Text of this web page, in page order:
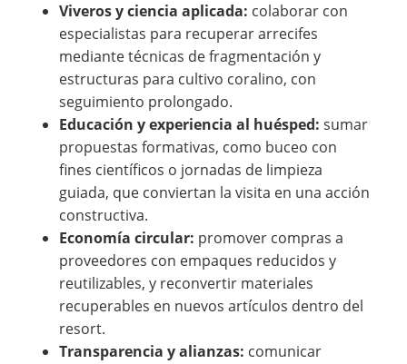
Viveros y ciencia aplicada: colaborar con
especialistas para recuperar arrecifes
mediante técnicas de fragmentación y
estructuras para cultivo coralino, con
seguimiento prolongado.
Educación y experiencia al huésped: sumar
propuestas formativas, como buceo con
fines científicos o jornadas de limpieza
guiada, que conviertan la visita en una acción
constructiva.
Economía circular: promover compras a
proveedores con empaques reducidos y
reutilizables, y reconvertir materiales
recuperables en nuevos artículos dentro del
resort.
Transparencia y alianzas: comunicar